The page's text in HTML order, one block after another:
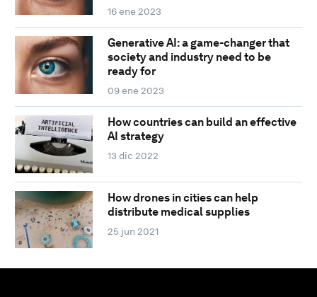
16 ene 2023
Generative AI: a game-changer that
society and industry need to be
ready for
09 ene 2023
How countries can build an effective
AI strategy
13 dic 2022
How drones in cities can help
distribute medical supplies
25 jun 2021